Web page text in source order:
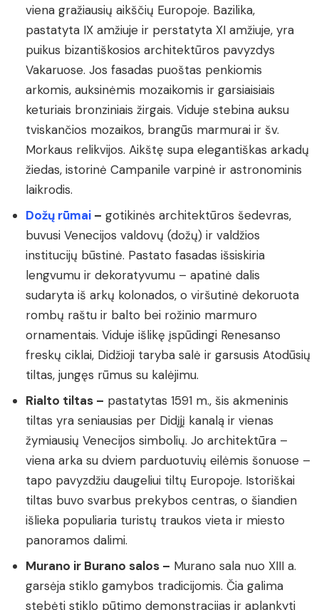
viena gražiausių aikščių Europoje. Bazilika,
pastatyta IX amžiuje ir perstatyta XI amžiuje, yra
puikus bizantiškosios architektūros pavyzdys
Vakaruose. Jos fasadas puoštas penkiomis
arkomis, auksinėmis mozaikomis ir garsiaisiais
keturiais bronziniais žirgais. Viduje stebina auksu
tviskančios mozaikos, brangūs marmurai ir šv.
Morkaus relikvijos. Aikštę supa elegantiškas arkadų
žiedas, istorinė Campanile varpinė ir astronominis
laikrodis.
Dožų rūmai – gotikinės architektūros šedevras,
buvusi Venecijos valdovų (dožų) ir valdžios
institucijų būstinė. Pastato fasadas išsiskiria
lengvumu ir dekoratyvumu – apatinė dalis
sudaryta iš arkų kolonados, o viršutinė dekoruota
rombų raštu ir balto bei rožinio marmuro
ornamentais. Viduje išlikę įspūdingi Renesanso
freskų ciklai, Didžioji taryba salė ir garsusis Atodūsių
tiltas, jungęs rūmus su kalėjimu.
Rialto tiltas – pastatytas 1591 m., šis akmeninis
tiltas yra seniausias per Didįjį kanalą ir vienas
žymiausių Venecijos simbolių. Jo architektūra –
viena arka su dviem parduotuvių eilėmis šonuose –
tapo pavyzdžiu daugeliui tiltų Europoje. Istoriškai
tiltas buvo svarbus prekybos centras, o šiandien
išlieka populiaria turistų traukos vieta ir miesto
panoramos dalimi.
Murano ir Burano salos – Murano sala nuo XIII a.
garsėja stiklo gamybos tradicijomis. Čia galima
stebėti stiklo pūtimo demonstracijas ir aplankyti